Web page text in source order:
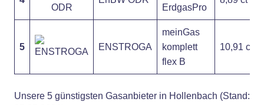
ErdgasPro
5 ENSTROGA
meinGas
komplett
flex B
10,91 ct
Unsere 5 günstigsten Gasanbieter in Hollenbach (Stand: